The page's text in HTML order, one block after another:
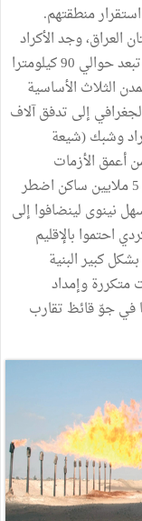
استقرارمنطقتهم.
العراق،وجدالأكراد
تبعدحوالي 90كيلومترا
الثلاث الأساسية
إلى تدفقآلاف
وشبك(شيعة
أعمق الأزمات
5ملايين ساكن اضطر
نينوى لينضافوا إلى
احتموا بالإقليم
بشكلكبيرالبنية
متكررةوإمداد
فيجوّقائظ تقارب